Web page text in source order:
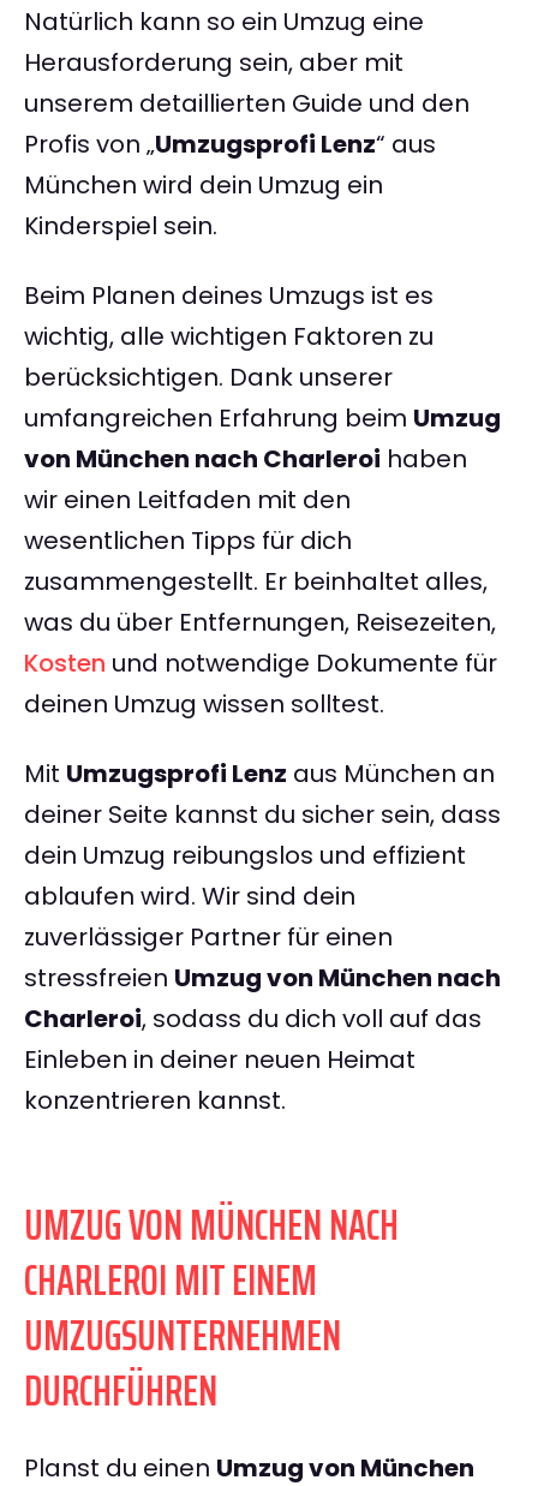
Natürlich kann so ein Umzug eine
Herausforderung sein, aber mit
unserem detaillierten Guide und den
Profis von „Umzugsprofi Lenz“ aus
München wird dein Umzug ein
Kinderspiel sein.
Beim Planen deines Umzugs ist es
wichtig, alle wichtigen Faktoren zu
berücksichtigen. Dank unserer
umfangreichen Erfahrung beim Umzug
von München nach Charleroi haben
wir einen Leitfaden mit den
wesentlichen Tipps für dich
zusammengestellt. Er beinhaltet alles,
was du über Entfernungen, Reisezeiten,
Kosten und notwendige Dokumente für
deinen Umzug wissen solltest.
Mit Umzugsprofi Lenz aus München an
deiner Seite kannst du sicher sein, dass
dein Umzug reibungslos und effizient
ablaufen wird. Wir sind dein
zuverlässiger Partner für einen
stressfreien Umzug von München nach
Charleroi, sodass du dich voll auf das
Einleben in deiner neuen Heimat
konzentrieren kannst.
UMZUG VON MÜNCHEN NACH
CHARLEROI MIT EINEM
UMZUGSUNTERNEHMEN
DURCHFÜHREN
Planst du einen Umzug von München